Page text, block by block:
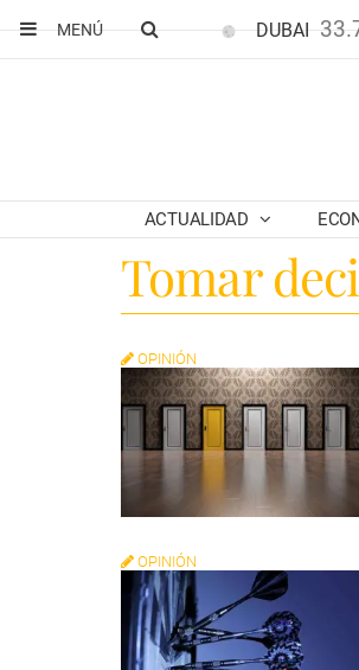
MENÚ
DUBAI
ACTUALIDAD
Tomar
OPINIÓN
OPINIÓN